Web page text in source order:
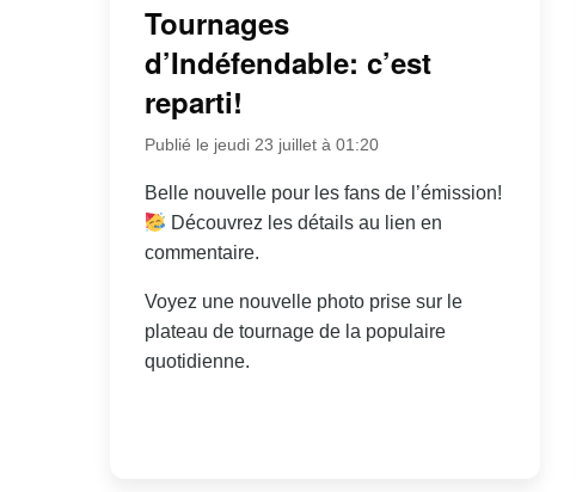
Tournages
d’Indéfendable: c’est
reparti!
Publié le jeudi 23 juillet à 01:20
Belle nouvelle pour les fans de l’émission!
Découvrez les détails au lien en
commentaire.
Voyez une nouvelle photo prise sur le
plateau de tournage de la populaire
quotidienne.